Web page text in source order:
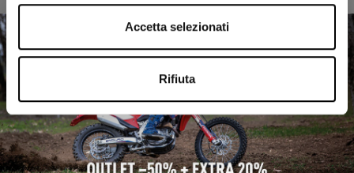
Accetta selezionati
Rifiuta
Support
Who we are
Blog
Store locator
Useful links
Privacy Policy
Cookie policy